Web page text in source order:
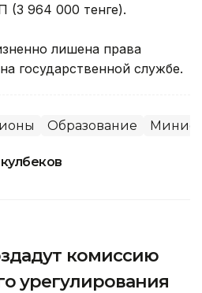
(3 964 000 тенге).
лишена права
государственной службе.
Образование
комиссию
урегулирования